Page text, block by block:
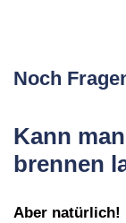
Noch
Kann
brennen
Aber natürlich!